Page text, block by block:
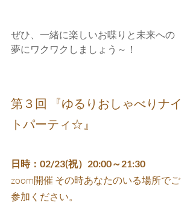
ぜひ、一緒に楽しいお喋りと未来への
夢にワクワクしましょう～！
第３回 『ゆるりおしゃべりナイ
トパーティ☆』
日時：02/23(祝）20:00～21:30
zoom開催 その時あなたのいる場所でご
参加ください。